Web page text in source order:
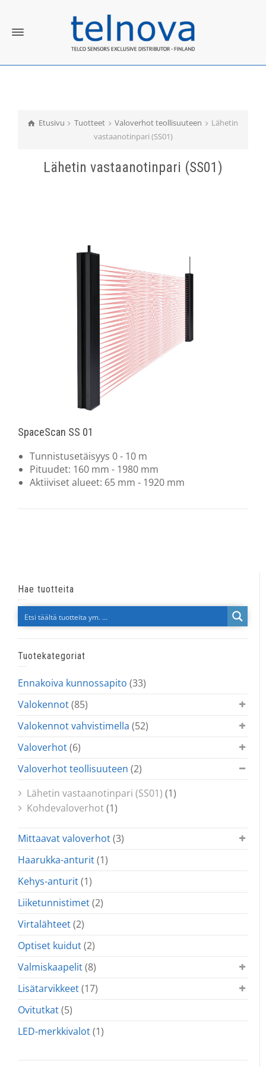
Etusivu Tuotteet Valoverhot teollisuuteen
Lähetin
vastaanotinpari (SS01)
Lähetin vastaanotinpari (SS01)
SpaceScan SS 01
Tunnistusetäisyys 0 - 10 m
Pituudet: 160 mm - 1980 mm
Aktiiviset alueet: 65 mm - 1920 mm
Hae tuotteita
Tuotekategoriat
Ennakoiva kunnossapito (33)
Valokennot(85)
Valokennot vahvistimella (52)
Valoverhot(6)
Valoverhot teollisuuteen (2)
Lähetin vastaanotinpari (SS01) (1)
Kohdevaloverhot(1)
Mittaavat valoverhot(3)
Haarukka-anturit(1)
Kehys-anturit(1)
Liiketunnistimet(2)
Virtalähteet(2)
Optiset kuidut(2)
Valmiskaapelit(8)
Lisätarvikkeet(17)
Ovitutkat(5)
LED-merkkivalot(1)